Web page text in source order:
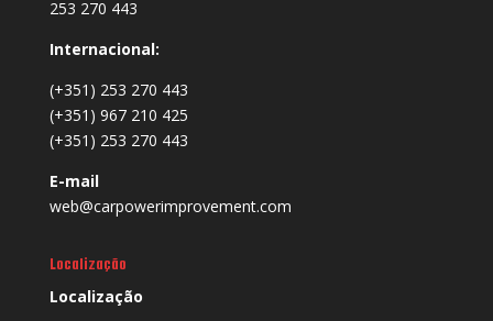
253 270 443
Internacional:
(+351) 253 270 443
(+351) 967 210 425
(+351) 253 270 443
E-mail
web@carpowerimprovement.com
Localização
Localização